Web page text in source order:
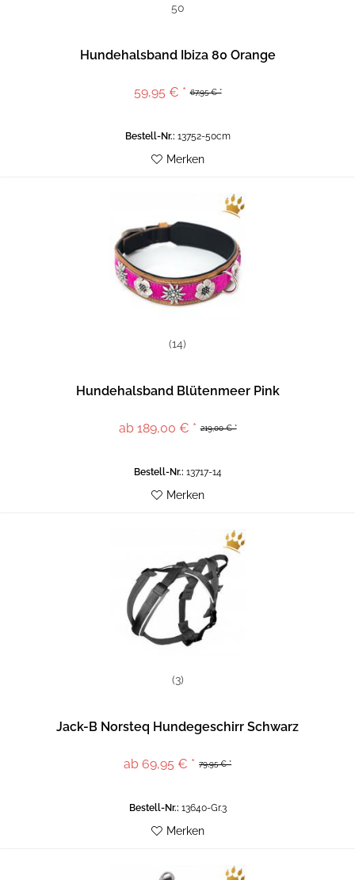
50
Hundehalsband Ibiza 80 Orange
67,95 € *
59,95 € *
Bestell-Nr.: 13752-50cm
Merken
(14)
Hundehalsband Blütenmeer Pink
219,00 € *
ab 189,00 € *
Bestell-Nr.: 13717-14
Merken
(3)
Jack-B Norsteq Hundegeschirr Schwarz
79,95 € *
ab 69,95 € *
Bestell-Nr.: 13640-Gr.3
Merken